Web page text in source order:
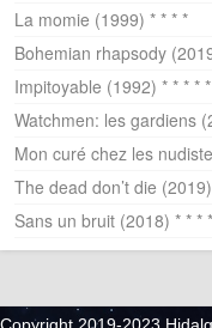
La momie (1999) * * * *
Bohemian rhapsody
Impitoyable (1992) * * * * *
Watchmen: les gardiens
Mon curé chez les
The dead don’t die
Sans un bruit (2018) * * * *
Copyright 2019-2023